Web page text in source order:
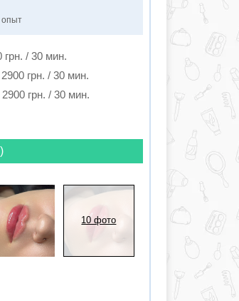
опыт
грн. / 30 мин.
2900 грн. / 30 мин.
2900 грн. / 30 мин.
10 фото